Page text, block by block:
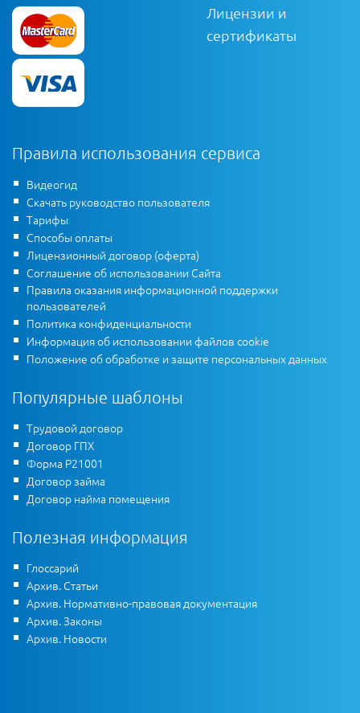
Лицензии и
сертификаты
Правила использования сервиса
Видеогид
Скачать руководство пользователя
Тарифы
Способы оплаты
Лицензионный договор (оферта)
Соглашение об использовании Сайта
Правила оказания информационной поддержки
пользователей
Политика конфиденциальности
Информация об использовании файлов cookie
Положение об обработке и защите персональных данных
Популярные шаблоны
Трудовой договор
Договор ГПХ
Форма Р21001
Договор займа
Договор найма помещения
Полезная информация
Глоссарий
Архив. Статьи
Архив. Нормативно-правовая документация
Архив. Законы
Архив. Новости